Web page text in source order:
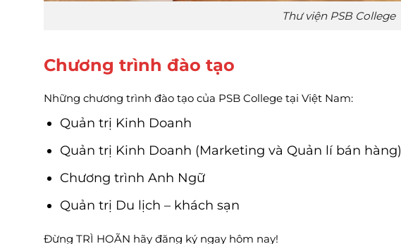
Thư viện PSB College
Chương trình đào tạo
Những chương trình đào tạo của PSB College tại Việt Nam:
Quản trị Kinh Doanh
Quản trị Kinh Doanh (Marketing và Quản lí bán hàng)
Chương trình Anh Ngữ
Quản trị Du lịch – khách sạn
Đừng TRÌ HOÃN hãy đăng ký ngay hôm nay!